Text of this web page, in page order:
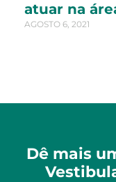
atuar na
AGOSTO 6, 2021
Dê mais